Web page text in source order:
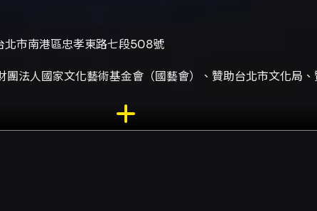
北市南港區忠孝東路七段508號
團法人國家文化藝術基金會（國藝會）、贊助台北市文化局
心揚韵》，以「歡欣讚頌、舒心嘗新、隨心所欲、齊心前
、〈Give Us Hope〉等，向聽眾傳遞正向能量；在〈Stars
背景下的旋律美，透過聲部交織描繪出生命的美好與世界的